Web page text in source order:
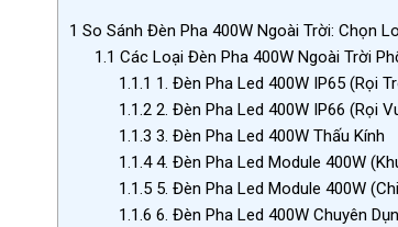
1 So Sánh Đèn Pha 400W Ngoài Trời: Chọn
1.1 Các Loại Đèn Pha 400W Ngoài Trời
1.1.1 1. Đèn Pha Led 400W IP65 (Rọi
1.1.2 2. Đèn Pha Led 400W IP66 (Rọi
1.1.3 3. Đèn Pha Led 400W Thấu Kính
1.1.44. Đèn Pha Led Module 400W
1.1.5 5. Đèn Pha Led Module 400W
1.1.6 6. Đèn Pha Led 400W Chuyên